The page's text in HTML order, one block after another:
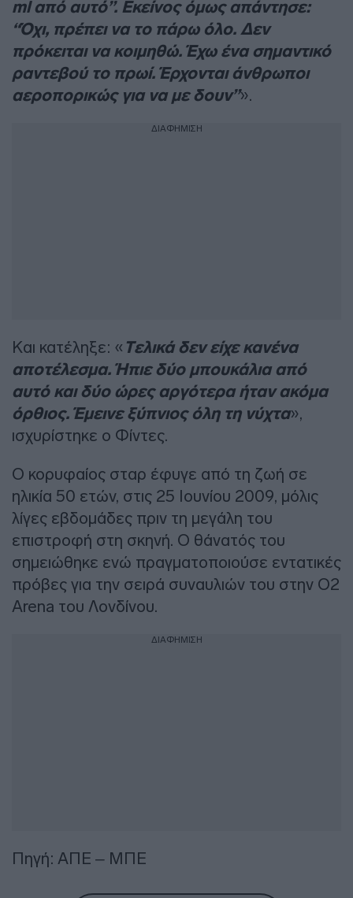
ml από αυτό”. Εκείνος όμως απάντησε:
“Όχι, πρέπει να το πάρω όλο. Δεν
πρόκειται να κοιμηθώ. Έχω ένα σημαντικό
ραντεβού το πρωί. Έρχονται άνθρωποι
αεροπορικώς για να με δουν”».
ΔΙΑΦΗΜΙΣΗ
Kαι κατέληξε: « Tελικά δεν είχε κανένα
αποτέλεσμα. Ήπιε δύο μπουκάλια από
αυτό και δύο ώρες αργότερα ήταν ακόμα
όρθιος. Έμεινε ξύπνιος όλη τη νύχτα»,
ισχυρίστηκε ο Φίντες.
Ο κορυφαίος σταρ έφυγε από τη ζωή σε
ηλικία 50 ετών, στις 25 Ιουνίου 2009, μόλις
λίγες εβδομάδες πριν τη μεγάλη του
επιστροφή στη σκηνή. Ο θάνατός του
σημειώθηκε ενώ πραγματοποιούσε εντατικές
πρόβες για την σειρά συναυλιών του στην O2
Arena του Λονδίνου.
ΔΙΑΦΗΜΙΣΗ
Πηγή: ΑΠΕ – ΜΠΕ